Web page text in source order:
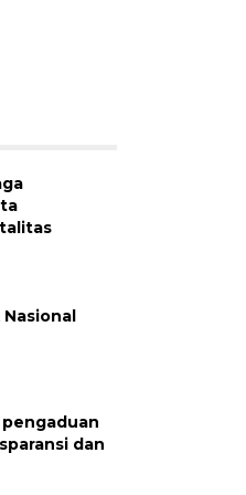
Nasional
pengaduan
dan